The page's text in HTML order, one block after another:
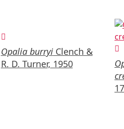
Opalia burryiClench &
R. D. Turner, 1950